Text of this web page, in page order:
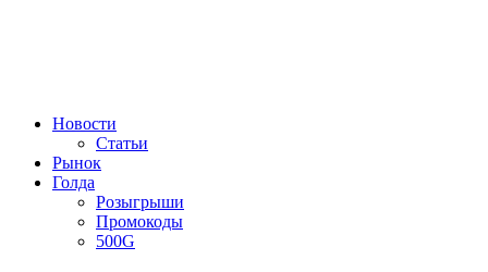
Новости
Статьи
Рынок
Голда
Розыгрыши
Промокоды
500G